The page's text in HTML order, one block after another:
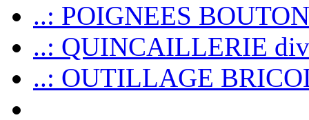
..: POIGNEES
..: QUINCAILLERIE
..: OUTILLAGE